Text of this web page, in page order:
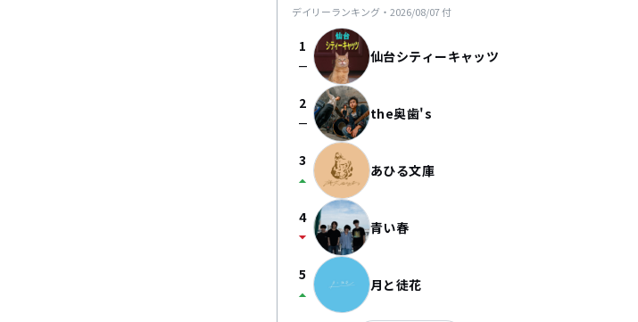
デイリーランキング・ 2026/08/07付
1
check_indeterminate_small 仙台シティーキャッツ
2
check_indeterminate_small the奥歯's
3
arrow_drop_up あひる文庫
4
arrow_drop_down 青い春
5
arrow_drop_up 月と徒花